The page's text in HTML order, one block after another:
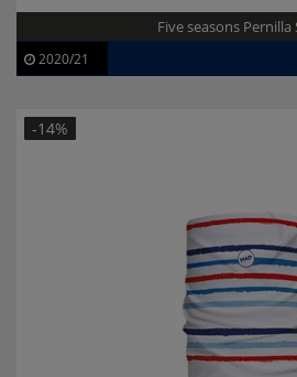
Five seasons Pernilla
2020/21
-14%